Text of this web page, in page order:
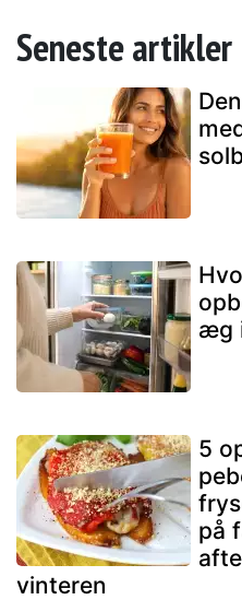
Seneste artikler
æg
5
på
vinteren